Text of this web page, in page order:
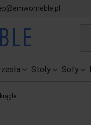
Stoły Sofy